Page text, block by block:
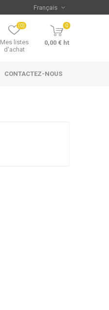
Mes listes
d'achat
(0) 0
0,00 € ht
CONTACTEZ-NOUS